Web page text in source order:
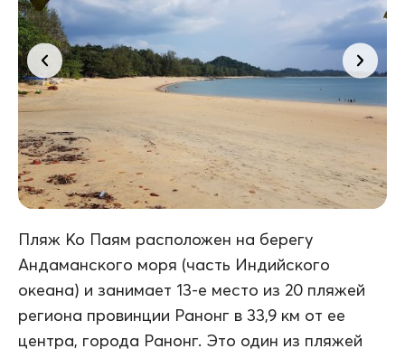
Пляж Ко Паям расположен на берегу
Андаманского моря (часть Индийского
океана) и занимает 13-е место из 20 пляжей
региона провинции Ранонг в 33,9 км от ее
центра, города Ранонг. Это один из пляжей